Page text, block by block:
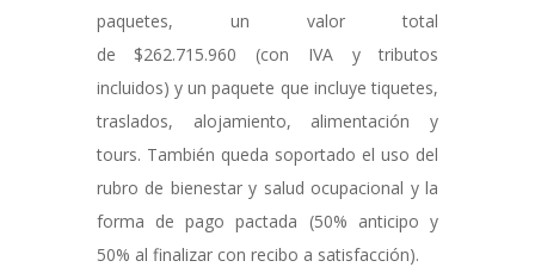
paquetes, un valor total
de $262.715.960 (con IVA y tributos
incluidos) y un paquete que incluye tiquetes,
traslados, alojamiento, alimentación y
tours. También queda soportado el uso del
rubro de bienestar y salud ocupacional y la
forma de pago pactada (50% anticipo y
50% al finalizar con recibo a satisfacción).